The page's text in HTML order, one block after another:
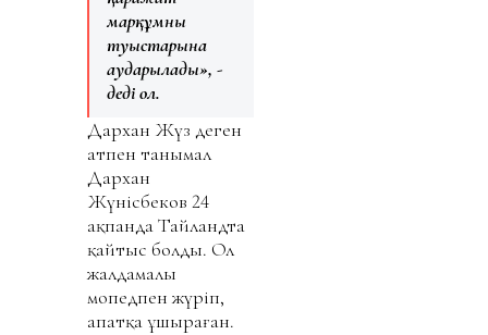
марқұмның
туыстарына
аударылады», -
деді ол.
Дархан Жүз деген
атпен танымал
Дархан
Жүнісбеков 24
ақпанда Тайландта
қайтыс болды. Ол
жалдамалы
мопедпен жүріп,
апатқа ұшыраған.